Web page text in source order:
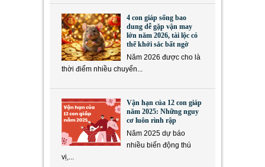
4 con giáp sống bao
dung dễ gặp vận may
lớn năm 2026, tài lộc có
thể khởi sắc bất ngờ
Năm 2026 được cho là
thời điểm nhiều chuyển...
Vận hạn của 12 con giáp
năm 2025: Những nguy
cơ luôn rình rập
Năm 2025 dự báo
nhiều biến động thú
vị,...